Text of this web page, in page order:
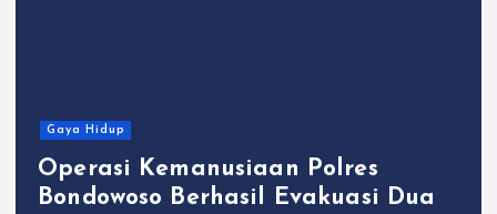
Gaya Hidup
Operasi Kemanusiaan Polres
Bondowoso Berhasil Evakuasi Dua